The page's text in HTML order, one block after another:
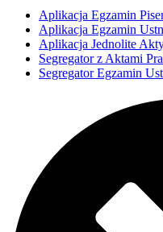
Aplikacja Egzamin
Aplikacja Egzamin
Aplikacja Jednolite
Segregator z Aktami
Segregator Egzamin